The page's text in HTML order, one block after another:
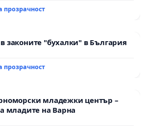
прозрачност
законите "бухалки" в България
прозрачност
младежки център –
младите на Варна